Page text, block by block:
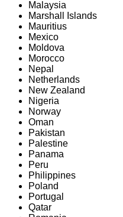
Malaysia
Marshall Islands
Mauritius
Mexico
Moldova
Morocco
Nepal
Netherlands
New Zealand
Nigeria
Norway
Oman
Pakistan
Palestine
Panama
Peru
Philippines
Poland
Portugal
Qatar